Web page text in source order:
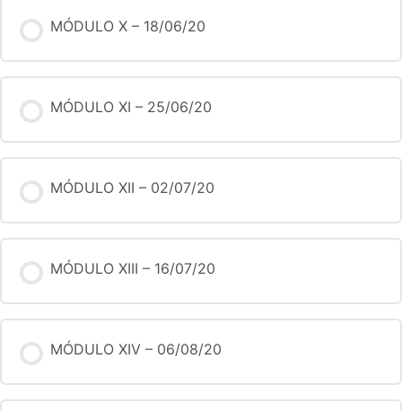
MÓDULO X – 18/06/20
MÓDULO XI – 25/06/20
MÓDULO XII – 02/07/20
MÓDULO XIII – 16/07/20
MÓDULO XIV – 06/08/20